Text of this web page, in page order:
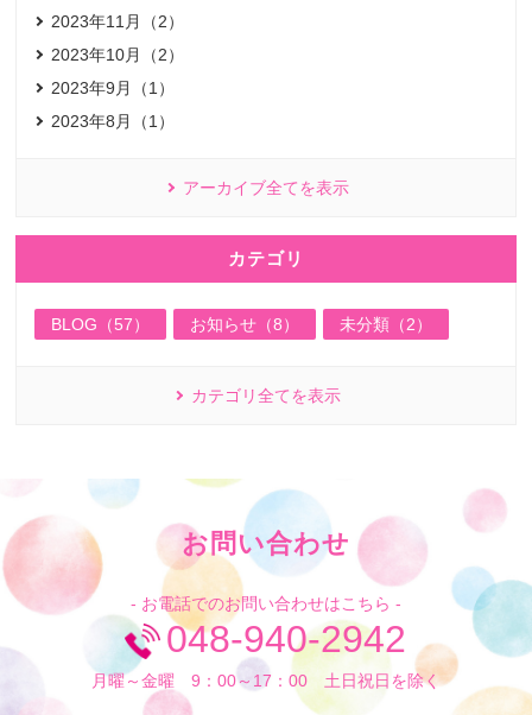
2023年11月（2）
2023年10月（2）
2023年9月（1）
2023年8月（1）
アーカイブ全てを表示
カテゴリ
BLOG（57） お知らせ（8） 未分類（2）
カテゴリ全てを表示
お問い合わせ
- お電話でのお問い合わせはこちら -
048-940-2942
月曜～金曜 9：00～17：00 土日祝日を除く